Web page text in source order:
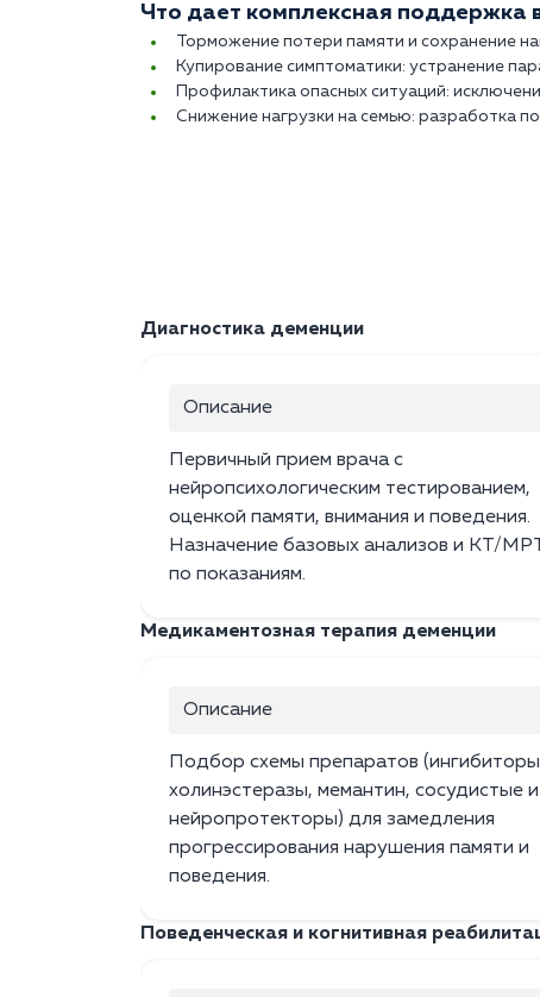
Что дает комплексная поддержка
Торможение потери памяти и сохранение
Купирование симптоматики: устранение
Профилактика опасных ситуаций:
Снижение нагрузки на семью: разработка
Диагностика деменции
Описание
Первичный прием врача с
нейропсихологическим тестированием,
оценкой памяти, внимания и поведения.
Назначение базовых анализов и КТ/
по показаниям.
Медикаментозная терапия деменции
Описание
Подбор схемы препаратов (ингибиторы
холинэстеразы, мемантин, сосудистые и
нейропротекторы) для замедления
прогрессирования нарушения памяти и
поведения.
Поведенческая и когнитивная